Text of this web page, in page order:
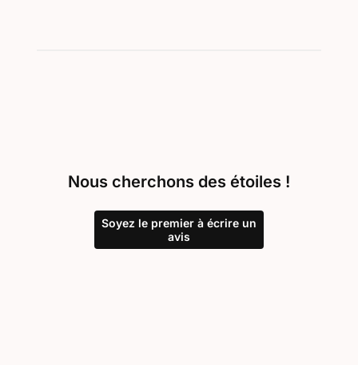
Nous cherchons des étoiles !
Soyez le premier à écrire un
avis